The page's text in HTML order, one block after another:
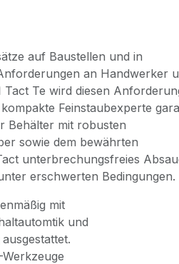
auf Baustellen und in
an Handwerker
Tact Te wird diesen
Feinstaubexperte
Behälter mit robusten
sowie dem bewährten
unterbrechungsfreies
erschwerten Bedingungen.
mit
und